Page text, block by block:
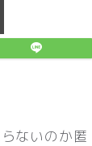
ないのか匿